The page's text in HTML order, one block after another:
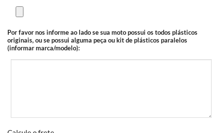
Por favor nos informe ao lado se sua moto possui os todos plásticos
originais, ou se possui alguma peça ou kit de plásticos paralelos
(informar marca/modelo):